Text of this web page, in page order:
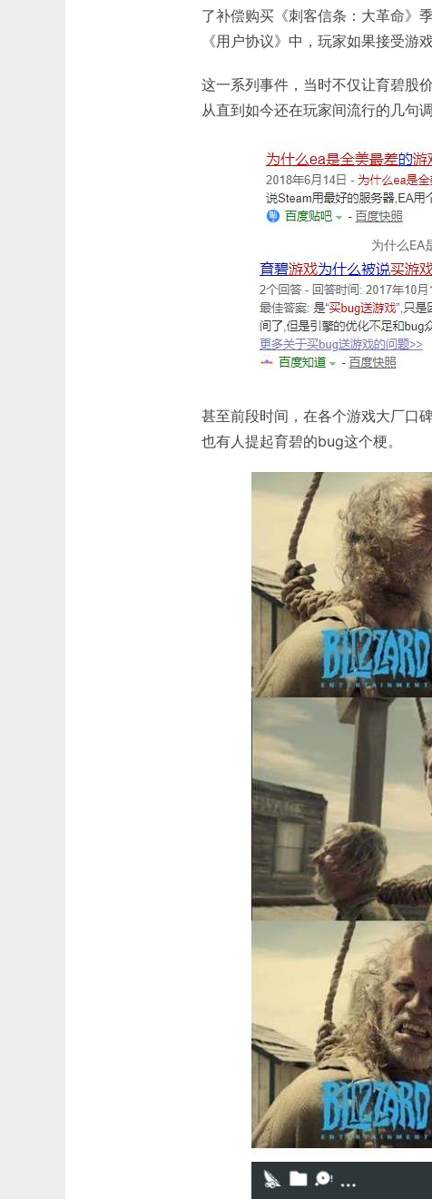
了补偿购买《刺客信条：大革命》
《用户协议》中，玩家如果接受游
这一系列事件，当时不仅让育碧股
从直到如今还在玩家间流行的几句
为什么EA
甚至前段时间，在各个游戏大厂口
也有人提起育碧的bug这个梗。